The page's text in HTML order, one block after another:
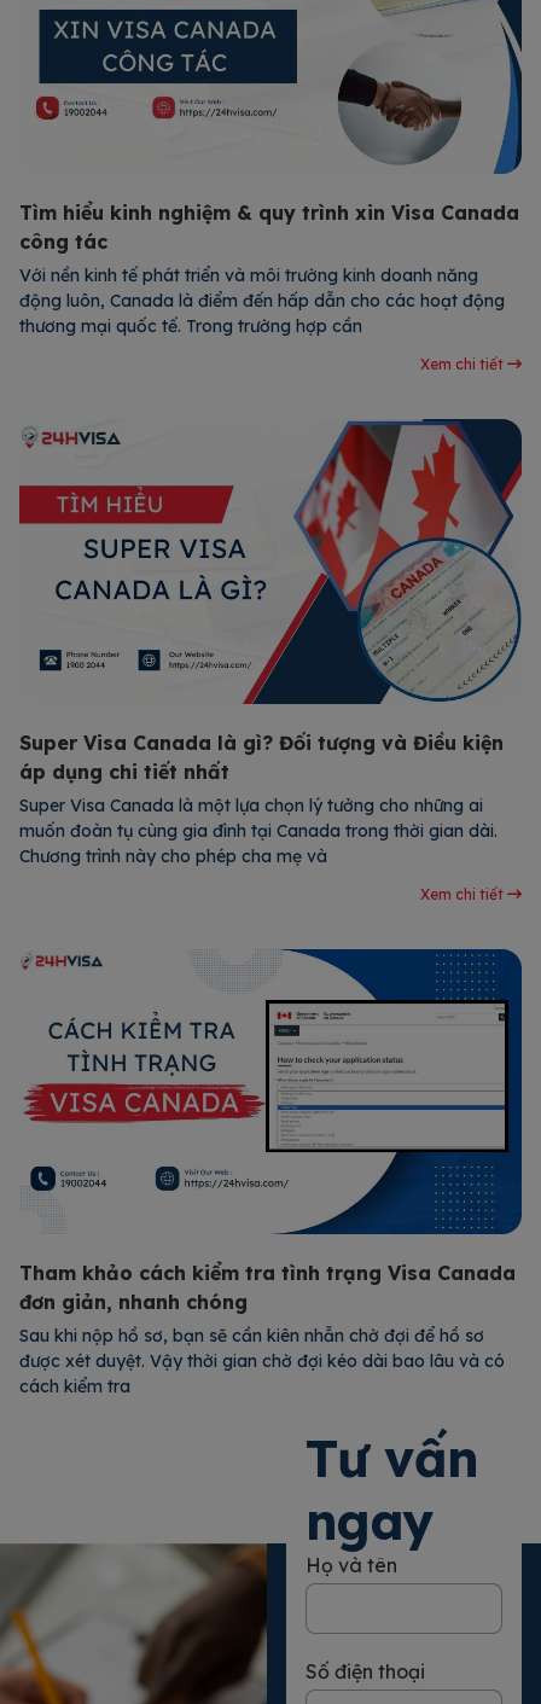
Tìm hiểu kinh nghiệm & quy trình xin Visa Canada
công tác
Với nền kinh tế phát triển và môi trường kinh doanh năng
động luôn, Canada là điểm đến hấp dẫn cho các hoạt động
thương mại quốc tế. Trong trường hợp cần
Xem chi tiết
Super Visa Canada là gì? Đối tượng và Điều kiện
áp dụng chi tiết nhất
Super Visa Canada là một lựa chọn lý tưởng cho những ai
muốn đoàn tụ cùng gia đình tại Canada trong thời gian dài.
Chương trình này cho phép cha mẹ và
Xem chi tiết
Tham khảo cách kiểm tra tình trạng Visa Canada
đơn giản, nhanh chóng
Sau khi nộp hồ sơ, bạn sẽ cần kiên nhẫn chờ đợi để hồ sơ
được xét duyệt. Vậy thời gian chờ đợi kéo dài bao lâu và có
cách kiểm tra
Xem chi tiết
Tư vấn
ngay
Họ và tên
Số điện thoại